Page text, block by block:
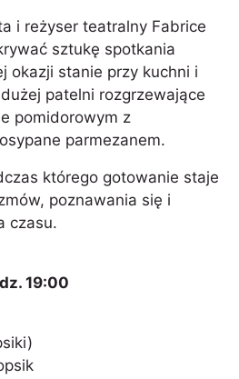
i reżyser teatralny Fabrice
sztukę spotkania
okazji stanie przy kuchni i
patelni rozgrzewające
pomidorowym z
parmezanem.
którego gotowanie staje
poznawania się i
czasu.
19:00